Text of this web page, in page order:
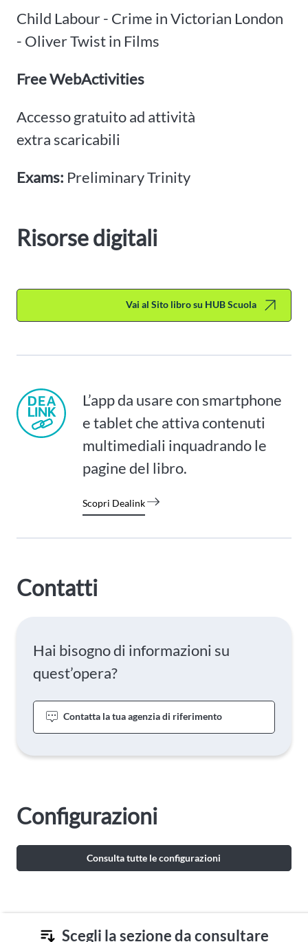
Scegli la sezione da consultare
Child Labour - Crime in Victorian London
- Oliver Twist in Films
Free WebActivities
Accesso gratuito ad attività
extra scaricabili
Exams: Preliminary Trinity
Risorse digitali
Vai al Sito libro su HUB Scuola
L’app da usare con smartphone
e tablet che attiva contenuti
multimediali inquadrando le
pagine del libro.
Scopri Dealink
Contatti
Hai bisogno di informazioni su
quest’opera?
Contatta la tua agenzia di riferimento
Configurazioni
Consulta tutte le configurazioni